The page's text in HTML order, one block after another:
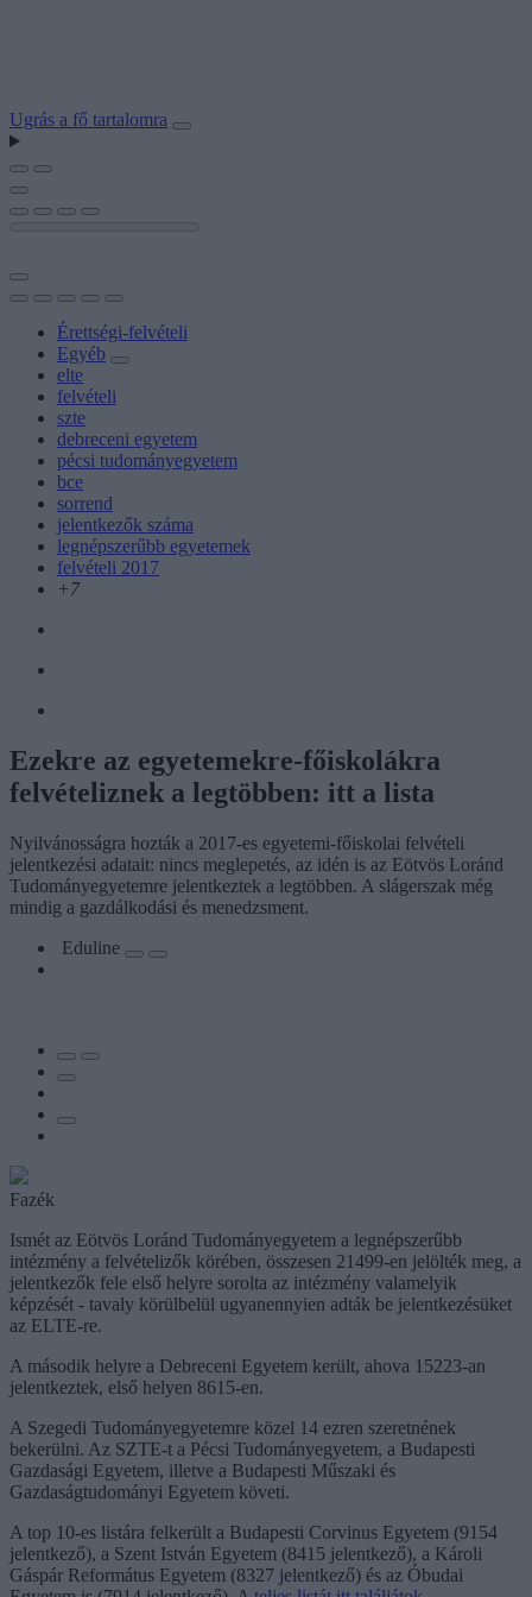
Ugrás a fő tartalomra
Érettségi-felvételi
Egyéb
elte
felvételi
szte
debreceni egyetem
pécsi tudományegyetem
bce
sorrend
jelentkezők száma
legnépszerűbb egyetemek
felvételi 2017
+7
Ezekre az egyetemekre-főiskolákra
felvételiznek a legtöbben: itt a lista
Nyilvánosságra hozták a 2017-es egyetemi-főiskolai felvételi
jelentkezési adatait: nincs meglepetés, az idén is az Eötvös Loránd
Tudományegyetemre jelentkeztek a legtöbben. A slágerszak még
mindig a gazdálkodási és menedzsment.
Eduline
Fazék
Ismét az Eötvös Loránd Tudományegyetem a legnépszerűbb
intézmény a felvételizők körében, összesen 21499-en jelölték meg, a
jelentkezők fele első helyre sorolta az intézmény valamelyik
képzését - tavaly körülbelül ugyanennyien adták be jelentkezésüket
az ELTE-re.
A második helyre a Debreceni Egyetem került, ahova 15223-an
jelentkeztek, első helyen 8615-en.
A Szegedi Tudományegyetemre közel 14 ezren szeretnének
bekerülni. Az SZTE-t a Pécsi Tudományegyetem, a Budapesti
Gazdasági Egyetem, illetve a Budapesti Műszaki és
Gazdaságtudományi Egyetem követi.
A top 10-es listára felkerült a Budapesti Corvinus Egyetem (9154
jelentkező), a Szent István Egyetem (8415 jelentkező), a Károli
Gáspár Református Egyetem (8327 jelentkező) és az Óbudai